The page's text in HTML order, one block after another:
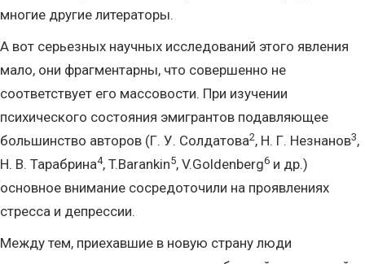
многие другие литераторы.
А вот серьезных научных исследований этого явления
мало, они фрагментарны, что совершенно не
соответствует его массовости. При изучении
психического состояния эмигрантов подавляющее
большинство авторов (Г. У. Солдатова2, Н. Г. Незнанов3,
Н. В. Тарабрина4, T.Barankin5, V.Goldenberg6 и др.)
основное внимание сосредоточили на проявлениях
стресса и депрессии.
Между тем, приехавшие в новую страну люди